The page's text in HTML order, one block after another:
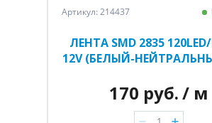
Артикул: 214437
ЛЕНТА SMD 2835
12V (БЕЛЫЙ-
170 руб./ м